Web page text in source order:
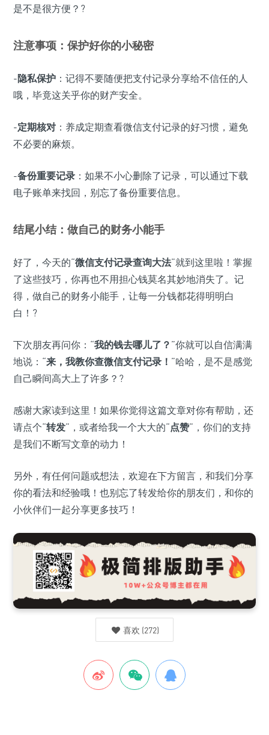
是不是很方便？?
注意事项：保护好你的小秘密
-隐私保护 ：记得不要随便把支付记录分享给不信任的人
哦，毕竟这关乎你的财产安全。
-定期核对 ：养成定期查看微信支付记录的好习惯，避免
不必要的麻烦。
-备份重要记录 ：如果不小心删除了记录，可以通过下载
电子账单来找回，别忘了备份重要信息。
结尾小结：做自己的财务小能手
好了，今天的“微信支付记录查询大法”就到这里啦！掌握
了这些技巧，你再也不用担心钱莫名其妙地消失了。记
得，做自己的财务小能手，让每一分钱都花得明明白
白！?
下次朋友再问你：“我的钱去哪儿了？ ”你就可以自信满满
地说：“来，我教你查微信支付记录！ ”哈哈，是不是感觉
自己瞬间高大上了许多？?
感谢大家读到这里！如果你觉得这篇文章对你有帮助，还
请点个“转发”，或者给我一个大大的“点赞”，你们的支持
是我们不断写文章的动力！
另外，有任何问题或想法，欢迎在下方留言，和我们分享
你的看法和经验哦！也别忘了转发给你的朋友们，和你的
小伙伴们一起分享更多技巧！
喜欢 (272)